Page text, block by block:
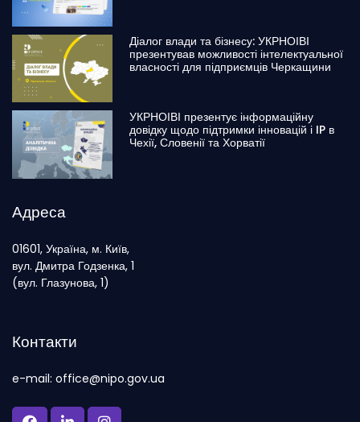
Діалог влади та бізнесу: УКРНОІВІ
презентував можливості інтелектуальної
власності для підприємців Черкащини
УКРНОІВІ презентує інформаційну
довідку щодо підтримки інновацій і IP в
Чехії, Словенії та Хорватії
Адреса
01601, Україна, м. Київ,
вул. Дмитра Годзенка, 1
(вул. Глазунова, 1)
Контакти
e-mail: office@nipo.gov.ua